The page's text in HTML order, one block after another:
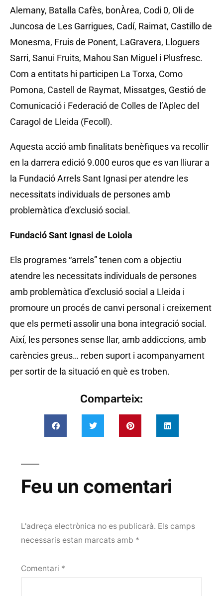
Alemany, Batalla Cafès, bonÀrea, Codi 0, Oli de
Juncosa de Les Garrigues, Cadí, Raimat, Castillo de
Monesma, Fruis de Ponent, LaGravera, Lloguers
Sarri, Sanui Fruits, Mahou San Miguel i Plusfresc.
Com a entitats hi participen La Torxa, Como
Pomona, Castell de Raymat, Missatges, Gestió de
Comunicació i Federació de Colles de l’Aplec del
Caragol de Lleida (Fecoll).
Aquesta acció amb finalitats benèfiques va recollir
en la darrera edició 9.000 euros que es van lliurar a
la Fundació Arrels Sant Ignasi per atendre les
necessitats individuals de persones amb
problemàtica d’exclusió social.
Fundació Sant Ignasi de Loiola
Els programes “arrels” tenen com a objectiu
atendre les necessitats individuals de persones
amb problemàtica d’exclusió social a Lleida i
promoure un procés de canvi personal i creixement
que els permeti assolir una bona integració social.
Així, les persones sense llar, amb addiccions, amb
carències greus… reben suport i acompanyament
per sortir de la situació en què es troben.
Comparteix:
Feu un comentari
L'adreça electrònica no es publicarà. Els camps
necessaris estan marcats amb *
Comentari *